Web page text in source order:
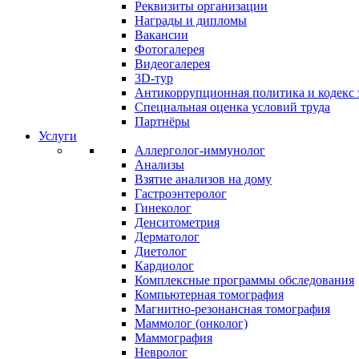
Реквизиты организации
Награды и дипломы
Вакансии
Фотогалерея
Видеогалерея
3D-тур
Антикоррупционная политика и кодекс
Специальная оценка условий труда
Партнёры
Услуги
Аллерголог-иммунолог
Анализы
Взятие анализов на дому
Гастроэнтеролог
Гинеколог
Денситометрия
Дерматолог
Диетолог
Кардиолог
Комплексные программы обследования
Компьютерная томография
Магнитно-резонансная томография
Маммолог (онколог)
Маммография
Невролог